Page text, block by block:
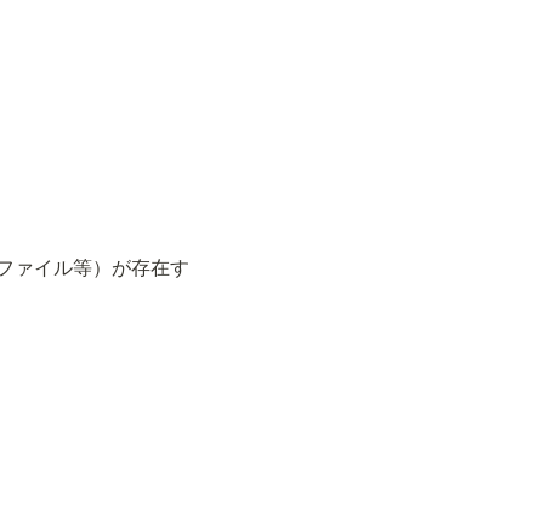
ァイル等）が存在す